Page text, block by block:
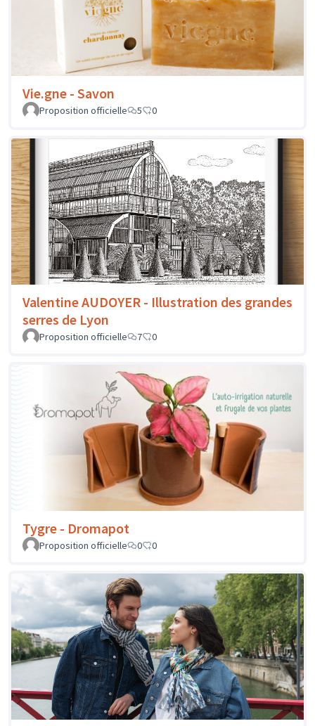
Vie.gne - Savon
Proposition officielle 5 0
Valentine AUDOYER - Illustration des grandes
serres de Lyon
Proposition officielle 7 0
Tygre - Dromapot
Proposition officielle 0 0